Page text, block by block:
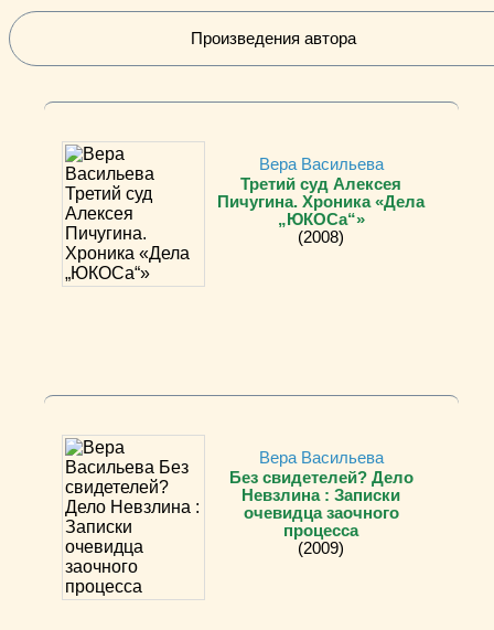
Произведения автора
Вера Васильева
Третий суд Алексея
Пичугина. Хроника «Дела
„ЮКОСа“»
(2008)
Вера Васильева
Без свидетелей? Дело
Невзлина : Записки
очевидца заочного
процесса
(2009)